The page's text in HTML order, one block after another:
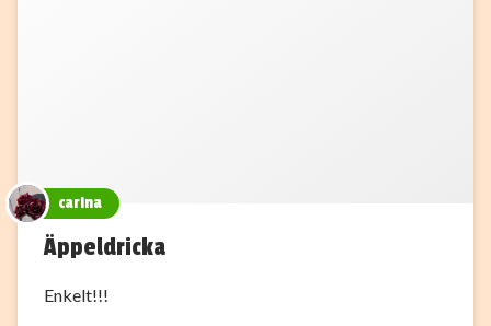
carina
Äppeldricka
Enkelt!!!